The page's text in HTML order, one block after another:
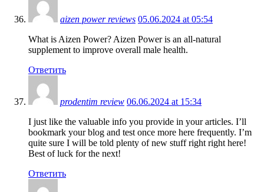
aizen power reviews 05.06.2024 at 05:54
What is Aizen Power? Aizen Power is an all-natural
supplement to improve overall male health.
Ответить
prodentim review 06.06.2024 at 15:34
I just like the valuable info you provide in your articles. I’ll
bookmark your blog and test once more here frequently. I’m
quite sure I will be told plenty of new stuff right right here!
Best of luck for the next!
Ответить